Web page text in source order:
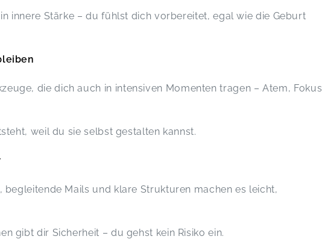
innere Stärke – du fühlst dich vorbereitet, egal wie die Geburt
die dich auch in intensiven Momenten tragen – Atem, Fokus
weil du sie selbst gestalten kannst.
begleitende Mails und klare Strukturen machen es leicht,
gibt dir Sicherheit – du gehst kein Risiko ein.